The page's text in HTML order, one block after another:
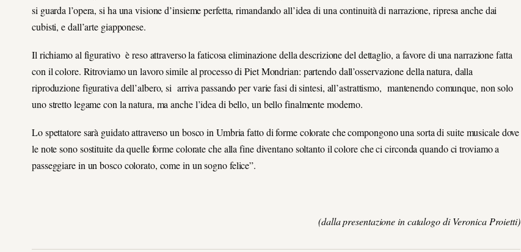
si guarda l’opera, si ha una visione d’insieme perfetta, rimandando all’idea di una continuità di narrazione, ripresa anche dai
cubisti, e dall’arte giapponese.
Il richiamo al figurativo è reso attraverso la faticosa eliminazione della descrizione del dettaglio, a favore di una narrazione fatta
con il colore. Ritroviamo un lavoro simile al processo di Piet Mondrian: partendo dall’osservazione della natura, dalla
riproduzione figurativa dell’albero, si arriva passando per varie fasi di sintesi, all’astrattismo, mantenendo comunque, non solo
uno stretto legame con la natura, ma anche l’idea di bello, un bello finalmente moderno.
Lo spettatore sarà guidato attraverso un bosco in Umbria fatto di forme colorate che compongono una sorta di suite musicale dove
le note sono sostituite da quelle forme colorate che alla fine diventano soltanto il colore che ci circonda quando ci troviamo a
passeggiare in un bosco colorato, come in un sogno felice”.
(dalla presentazione in catalogo di Veronica Proietti)